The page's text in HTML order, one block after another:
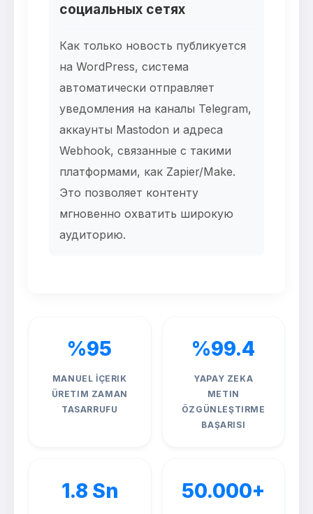
социальных сетях
Как только новость публикуется
на WordPress, система
автоматически отправляет
уведомления на каналы Telegram,
аккаунты Mastodon и адреса
Webhook, связанные с такими
платформами, как Zapier/Make.
Это позволяет контенту
мгновенно охватить широкую
аудиторию.
%95
MANUEL İÇERIK
ÜRETIM ZAMAN
TASARRUFU
%99.4
YAPAY ZEKA
METIN
ÖZGÜNLEŞTIRME
BAŞARISI
1.8 Sn 50.000+